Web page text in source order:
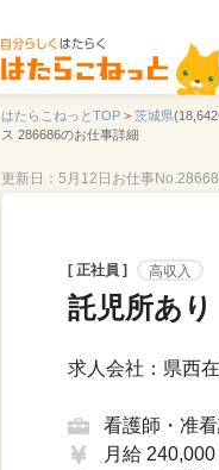
はたらこねっとTOP > 茨城県
ス 286686のお仕事詳細
更新日：5月12日 お仕事
[ 正社員 ] 高収入
託児所あ
求人会社：県西
看護師・准
月給